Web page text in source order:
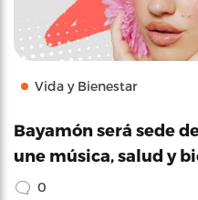
Vida y Bienestar
Bayamón será sede
une música, salud y
0